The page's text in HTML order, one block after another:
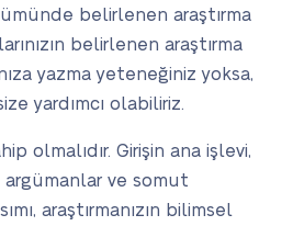
belirlenen araştırma
belirlenen araştırma
yazma yeteneğiniz yoksa,
yardımcı olabiliriz.
olmalıdır. Girişin ana işlevi,
argümanlar ve somut
araştırmanızın bilimsel